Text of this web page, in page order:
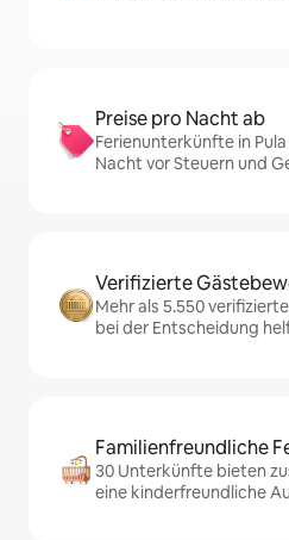
Preise pro Nacht ab
Ferienunterkünfte in
Nacht vor Steuern und
Verifizierte
Mehr als 5.550
bei der Entscheidung
Familienfreundliche
30 Unterkünfte bieten
eine kinderfreundliche